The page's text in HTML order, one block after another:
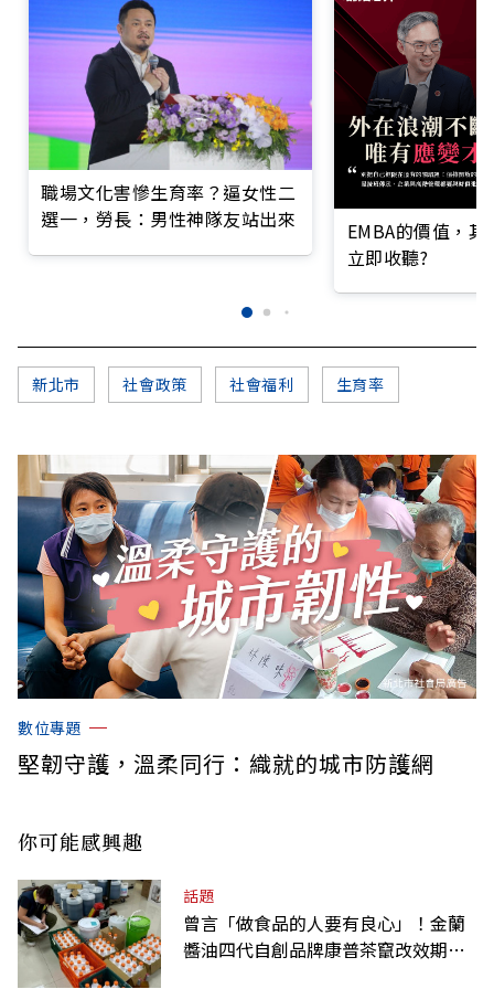
職場文化害慘生育率？逼女性二
選一，勞長：男性神隊友站出來
EMBA的價值，
立即收聽?
新北市 社會政策 社會福利 生育率
數位專題
堅韌守護，溫柔同行：織就的城市防護網
你可能感興趣
話題
曾言「做食品的人要有良心」！金蘭
醬油四代自創品牌康普茶竄改效期、